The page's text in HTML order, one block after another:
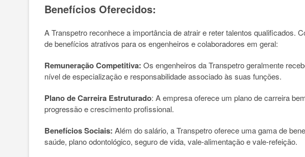
Benefícios Oferecidos:
A Transpetro reconhece a importância de atrair e reter talentos qualificados.
de benefícios atrativos para os engenheiros e colaboradores em geral:
Remuneração Competitiva: Os engenheiros da Transpetro geralmente
nível de especialização e responsabilidade associado às suas funções.
Plano de Carreira Estruturado: A empresa oferece um plano de carreira
progressão e crescimento profissional.
Benefícios Sociais: Além do salário, a Transpetro oferece uma gama de
saúde, plano odontológico, seguro de vida, vale-alimentação e vale-refeição.